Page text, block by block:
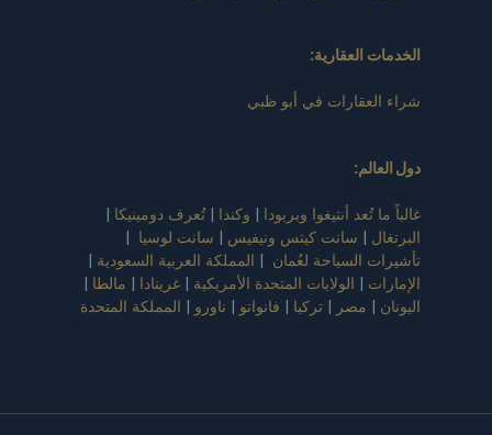
الخدمات العقارية:
شراء العقارات في أبو ظبي
دول العالم:
غالباً ما تُعد أنتيغوا وبربودا | وكندا |تُعرف دومينيكا |
البرتغال | سانت كيتس ونيفيس | سانت لوسيا |
تأشيرات السياحة لعُمان | المملكة العربية السعودية |
الإمارات | الولايات المتحدة الأمريكية | غرينادا | مالطا |
اليونان | مصر | تركيا | فانواتو | ناورو | المملكة المتحدة